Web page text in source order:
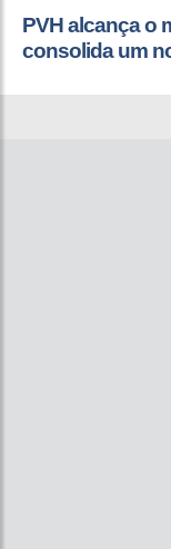
PVH alcança o
consolida um